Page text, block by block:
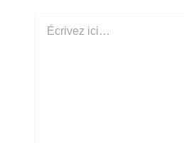
ici…